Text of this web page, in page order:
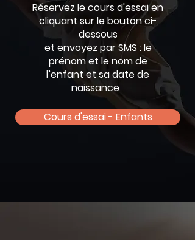
Réservez le cours d'essai en
cliquant sur le bouton ci-
dessous
et envoyez par SMS : le
prénom et le nom de
l’enfant et sa date de
naissance
Cours d'essai - Enfants